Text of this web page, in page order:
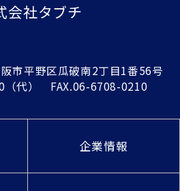
会社タブチ
市平野区瓜破南2丁目1番56号
（代） FAX.06-6708-0210
企業情報